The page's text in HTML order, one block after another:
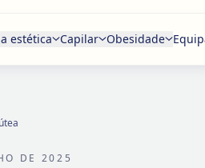
estética Capilar Obesidade
DE 2025